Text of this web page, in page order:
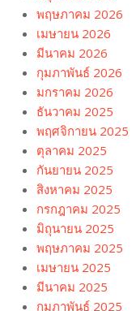
พฤษภาคม 2026
เมษายน 2026
มีนาคม 2026
กุมภาพันธ์ 2026
มกราคม 2026
ธันวาคม 2025
พฤศจิกายน 2025
ตุลาคม 2025
กันยายน 2025
สิงหาคม 2025
กรกฎาคม 2025
มิถุนายน 2025
พฤษภาคม 2025
เมษายน 2025
มีนาคม 2025
กุมภาพันธ์ 2025